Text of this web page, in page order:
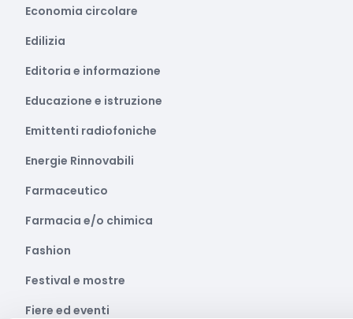
Economia circolare
Edilizia
Editoria e informazione
Educazione e istruzione
Emittenti radiofoniche
Energie Rinnovabili
Farmaceutico
Farmacia e/o chimica
Fashion
Festival e mostre
Fiere ed eventi